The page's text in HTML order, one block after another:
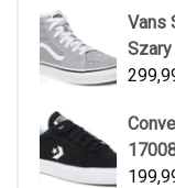
Vans
Szary